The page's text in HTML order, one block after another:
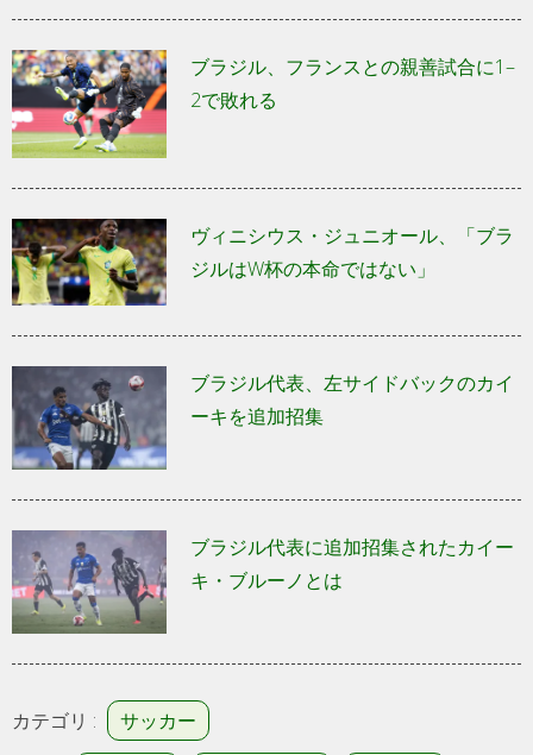
ブラジル、フランスとの親善試合に1–
2で敗れる
ヴィニシウス・ジュニオール、「ブラ
ジルはW杯の本命ではない」
ブラジル代表、左サイドバックのカイ
ーキを追加招集
ブラジル代表に追加招集されたカイー
キ・ブルーノとは
カテゴリ : サッカー